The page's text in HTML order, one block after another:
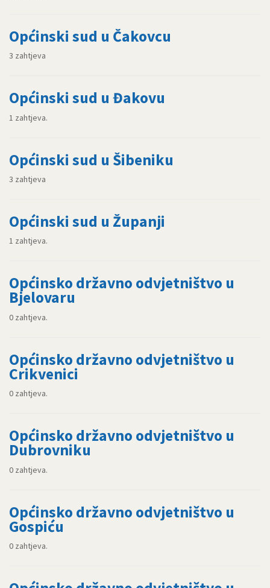
Općinski sud u Čakovcu
3 zahtjeva
Općinski sud u Đakovu
1 zahtjeva.
Općinski sud u Šibeniku
3 zahtjeva
Općinski sud u Županji
1 zahtjeva.
Općinsko državno odvjetništvo u
Bjelovaru
0 zahtjeva.
Općinsko državno odvjetništvo u
Crikvenici
0 zahtjeva.
Općinsko državno odvjetništvo u
Dubrovniku
0 zahtjeva.
Općinsko državno odvjetništvo u
Gospiću
0 zahtjeva.